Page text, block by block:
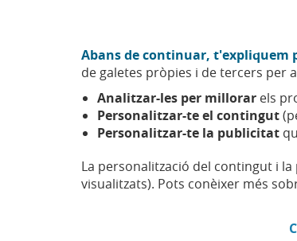
Abans de continuar, t'expliquem
de galetes pròpies i de tercers per
Analitzar-les per millorar els
Personalitzar-te el contingut
Personalitzar-te la publicitat
La personalització del contingut i
visualitzats). Pots conèixer més
Sobre
Sostenibilitat Impacte social i inclusió
Cultura financera